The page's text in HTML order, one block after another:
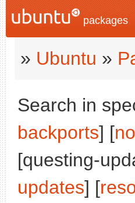
packages
» Ubuntu »
Search in
backports] [
[questing-
updates] [